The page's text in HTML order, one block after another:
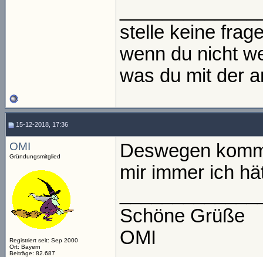
stelle keine
wenn du nicht
was du mit der
15-12-2018, 17:36
OMI
Gründungsmitglied
Registriert seit: Sep 2000
Ort: Bayern
Beiträge: 82.687
Deswegen
mir immer ich
Schöne Grüße
OMI